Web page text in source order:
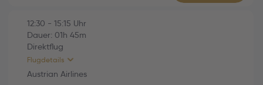
Austrian Airlines (OS782)
Di., 06.10.2026
13:05 Burgas (BOJ) -
13:55 Wien (VIE)
Economy
12:30 - 15:15 Uhr
Dauer: 01h 45m
Direktflug
Flugdetails
Austrian Airlines